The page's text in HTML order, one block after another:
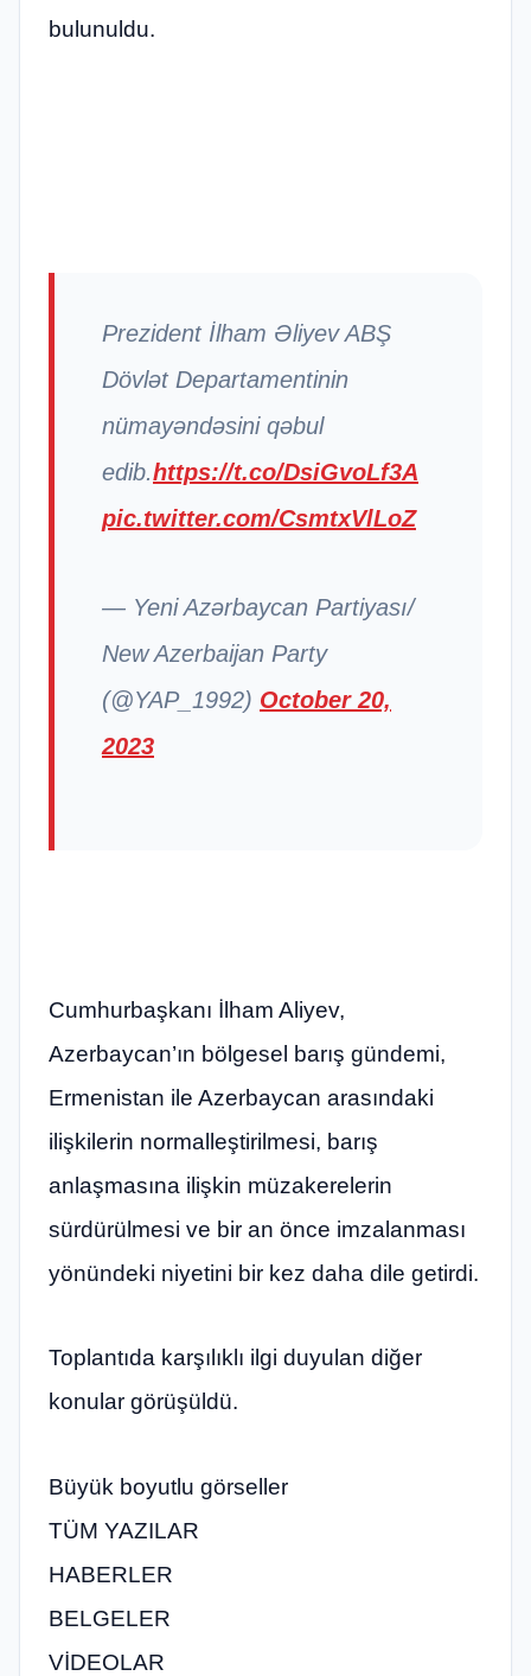
bulunuldu.
Prezident İlham Əliyev ABŞ
Dövlət Departamentinin
nümayəndəsini qəbul
edib.https://t.co/DsiGvoLf3A
pic.twitter.com/CsmtxVlLoZ
— Yeni Azərbaycan Partiyası/
New Azerbaijan Party
(@YAP_1992) October 20,
2023
Cumhurbaşkanı İlham Aliyev,
Azerbaycan’ın bölgesel barış gündemi,
Ermenistan ile Azerbaycan arasındaki
ilişkilerin normalleştirilmesi, barış
anlaşmasına ilişkin müzakerelerin
sürdürülmesi ve bir an önce imzalanması
yönündeki niyetini bir kez daha dile getirdi.
Toplantıda karşılıklı ilgi duyulan diğer
konular görüşüldü.
Büyük boyutlu görseller
TÜM YAZILAR
HABERLER
BELGELER
VİDEOLAR